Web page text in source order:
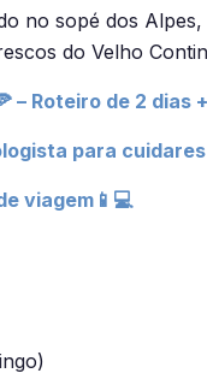
no sopé dos
do Velho
Roteiro de 2 dias
para
viagem📱💻